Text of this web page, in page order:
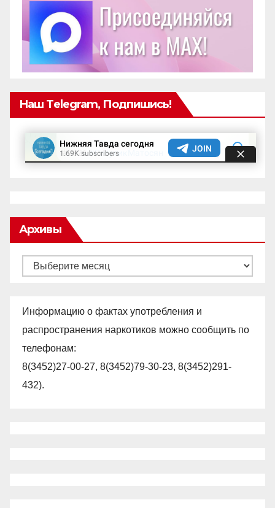
Наш Telegram, Подпишись!
Архивы
Архивы
Информацию о фактах употребления и
распространения наркотиков можно сообщить по
телефонам:
8(3452)27-00-27, 8(3452)79-30-23, 8(3452)291-
432).